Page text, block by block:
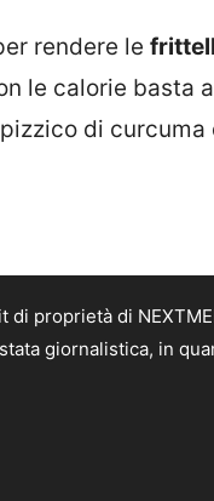
rendere le
le calorie basta
di
di proprietà di
giornalistica, in